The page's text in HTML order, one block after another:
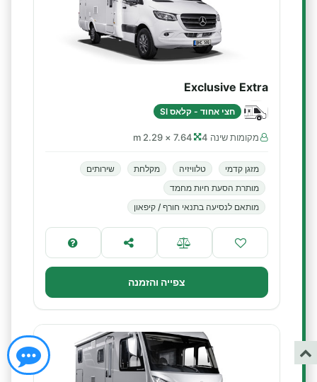
Exclusive Extra
חצי אחוד - קלאס SI
מקומות שינה 4 7.64 × 2.29 m
מזגן קדמי טלוויזיה מקלחת
שירותים
מותרת הסעת חיות מחמד
מותאם לנסיעה בתנאי חורף / קיפאון
צפייה והזמנה